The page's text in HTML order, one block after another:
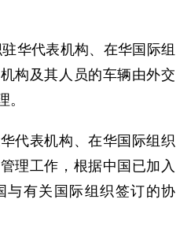
代表机构、在华国际组
构及其人员的车辆由外交
。
表机构、在华国际组织
理工作，根据中国已加入
与有关国际组织签订的协